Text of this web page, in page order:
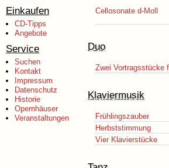
Einkaufen
CD-Tipps
Angebote
Service
Suchen
Kontakt
Impressum
Datenschutz
Historie
Opernhäuser
Veranstaltungen
Cellosonate d-Moll
Duo
Zwei Vortragsstücke
Klaviermusik
Frühlingszauber
Herbststimmung
Vier Klavierstücke